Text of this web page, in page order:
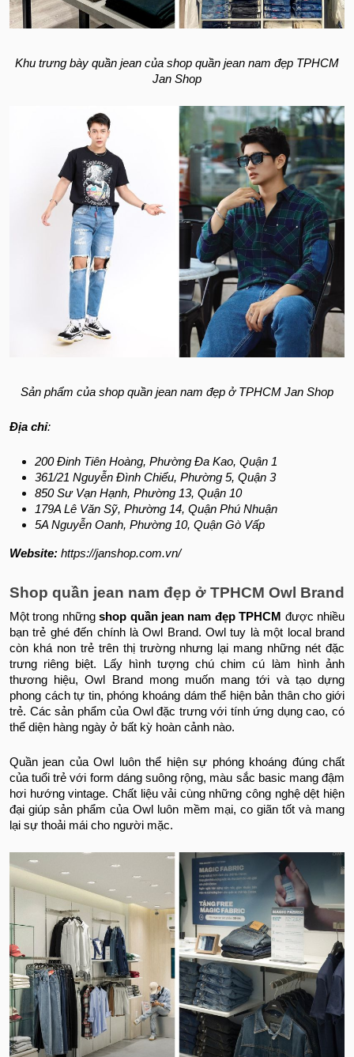
Khu trưng bày quần jean của shop quần jean nam đẹp TPHCM
Jan Shop
Sản phẩm của shop quần jean nam đẹp ở TPHCM Jan Shop
Địa chỉ:
200 Đinh Tiên Hoàng, Phường Đa Kao, Quận 1
361/21 Nguyễn Đình Chiểu, Phường 5, Quận 3
850 Sư Vạn Hạnh, Phường 13, Quận 10
179A Lê Văn Sỹ, Phường 14, Quận Phú Nhuận
5A Nguyễn Oanh, Phường 10, Quận Gò Vấp
Website: https://janshop.com.vn/
Shop quần jean nam đẹp ở TPHCM Owl Brand
Một trong nhữngshop quần jean nam đẹp TPHCM được nhiều
bạn trẻ ghé đến chính là Owl Brand. Owl tuy là một local brand
còn khá non trẻ trên thị trường nhưng lại mang những nét đặc
trưng riêng biệt. Lấy hình tượng chú chim cú làm hình ảnh
thương hiệu, Owl Brand mong muốn mang tới và tạo dựng
phong cách tự tin, phóng khoáng dám thể hiện bản thân cho giới
trẻ. Các sản phẩm của Owl đặc trưng với tính ứng dụng cao, có
thể diện hàng ngày ở bất kỳ hoàn cảnh nào.
Quần jean của Owl luôn thể hiện sự phóng khoáng đúng chất
của tuổi trẻ với form dáng suông rộng, màu sắc basic mang đậm
hơi hướng vintage. Chất liệu vải cùng những công nghệ dệt hiện
đại giúp sản phẩm của Owl luôn mềm mại, co giãn tốt và mang
lại sự thoải mái cho người mặc.